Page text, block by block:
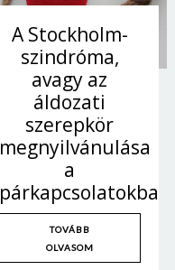
A Stockholm-
szindróma,
avagy az
áldozati
szerepkör
megnyilvánulása
a
párkapcsolatokban
TOVÁBB
OLVASOM